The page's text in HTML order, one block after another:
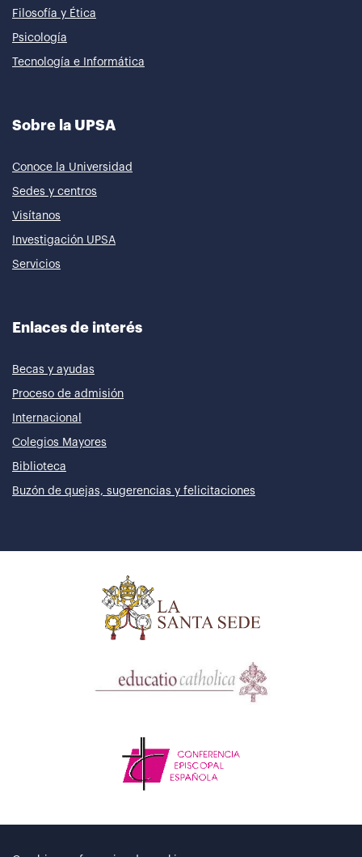
Filosofía y Ética
Psicología
Tecnología e Informática
Sobre la UPSA
Conoce la Universidad
Sedes y centros
Visítanos
Investigación UPSA
Servicios
Enlaces de interés
Becas y ayudas
Proceso de admisión
Internacional
Colegios Mayores
Biblioteca
Buzón de quejas, sugerencias y felicitaciones